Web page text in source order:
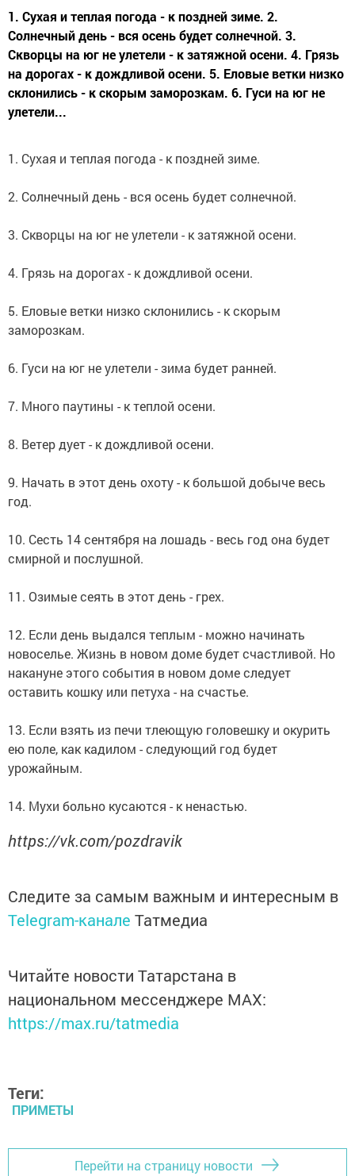
1. Сухая и теплая погода - к поздней зиме. 2.
Солнечный день - вся осень будет солнечной. 3.
Скворцы на юг не улетели - к затяжной осени. 4. Грязь
на дорогах - к дождливой осени. 5. Еловые ветки низко
склонились - к скорым заморозкам. 6. Гуси на юг не
улетели...
1. Сухая и теплая погода - к поздней зиме.
2. Солнечный день - вся осень будет солнечной.
3. Скворцы на юг не улетели - к затяжной осени.
4. Грязь на дорогах - к дождливой осени.
5. Еловые ветки низко склонились - к скорым
заморозкам.
6. Гуси на юг не улетели - зима будет ранней.
7. Много паутины - к теплой осени.
8. Ветер дует - к дождливой осени.
9. Начать в этот день охоту - к большой добыче весь
год.
10. Сесть 14 сентября на лошадь - весь год она будет
смирной и послушной.
11. Озимые сеять в этот день - грех.
12. Если день выдался теплым - можно начинать
новоселье. Жизнь в новом доме будет счастливой. Но
накануне этого события в новом доме следует
оставить кошку или петуха - на счастье.
13. Если взять из печи тлеющую головешку и окурить
ею поле, как кадилом - следующий год будет
урожайным.
14. Мухи больно кусаются - к ненастью.
https://vk.com/pozdravik
Следите за самым важным и интересным в
Telegram-канале Татмедиа
Читайте новости Татарстана в
национальном мессенджере MАХ:
https://max.ru/tatmedia
Теги:
ПРИМЕТЫ
Перейти на страницу новости